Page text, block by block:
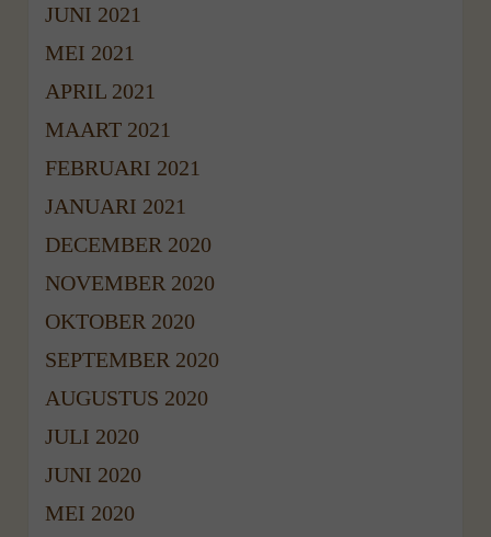
JUNI 2021
MEI 2021
APRIL 2021
MAART 2021
FEBRUARI 2021
JANUARI 2021
DECEMBER 2020
NOVEMBER 2020
OKTOBER 2020
SEPTEMBER 2020
AUGUSTUS 2020
JULI 2020
JUNI 2020
MEI 2020